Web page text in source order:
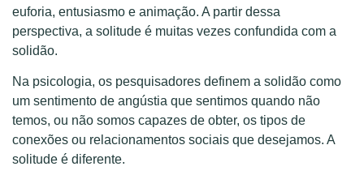
euforia, entusiasmo e animação. A partir dessa
perspectiva, a solitude é muitas vezes confundida com a
solidão.
Na psicologia, os pesquisadores definem a solidão como
um sentimento de angústia que sentimos quando não
temos, ou não somos capazes de obter, os tipos de
conexões ou relacionamentos sociais que desejamos. A
solitude é diferente.